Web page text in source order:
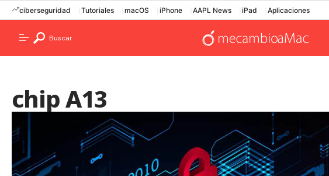
ciberseguridad Tutoriales macOS iPhone AAPL News iPad Aplicaciones
Buscar
chip A13